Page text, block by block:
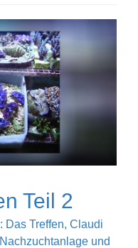
Teil 2
Das Treffen, Claudi
und